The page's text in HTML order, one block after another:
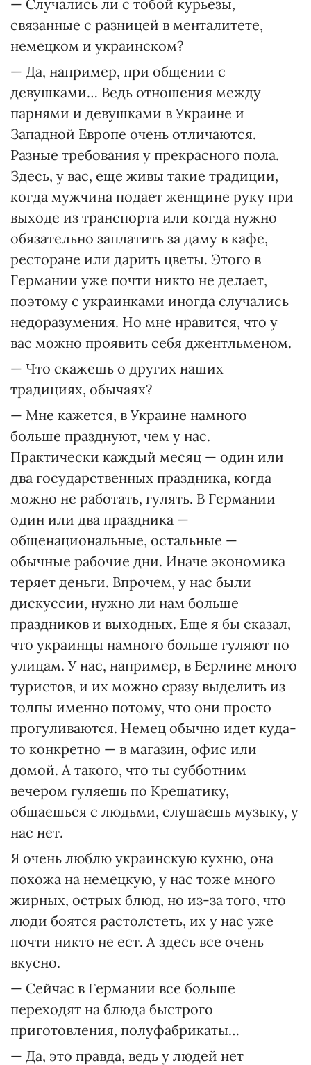
— Случались ли с тобой курьезы,
связанные с разницей в менталитете,
немецком и украинском?
— Да, например, при общении с
девушками… Ведь отношения между
парнями и девушками в Украине и
Западной Европе очень отличаются.
Разные требования у прекрасного пола.
Здесь, у вас, еще живы такие традиции,
когда мужчина подает женщине руку при
выходе из транспорта или когда нужно
обязательно заплатить за даму в кафе,
ресторане или дарить цветы. Этого в
Германии уже почти никто не делает,
поэтому с украинками иногда случались
недоразумения. Но мне нравится, что у
вас можно проявить себя джентльменом.
— Что скажешь о других наших
традициях, обычаях?
— Мне кажется, в Украине намного
больше празднуют, чем у нас.
Практически каждый месяц — один или
два государственных праздника, когда
можно не работать, гулять. В Германии
один или два праздника —
общенациональные, остальные —
обычные рабочие дни. Иначе экономика
теряет деньги. Впрочем, у нас были
дискуссии, нужно ли нам больше
праздников и выходных. Еще я бы сказал,
что украинцы намного больше гуляют по
улицам. У нас, например, в Берлине много
туристов, и их можно сразу выделить из
толпы именно потому, что они просто
прогуливаются. Немец обычно идет куда-
то конкретно — в магазин, офис или
домой. А такого, что ты субботним
вечером гуляешь по Крещатику,
общаешься с людьми, слушаешь музыку, у
нас нет.
Я очень люблю украинскую кухню, она
похожа на немецкую, у нас тоже много
жирных, острых блюд, но из-за того, что
люди боятся растолстеть, их у нас уже
почти никто не ест. А здесь все очень
вкусно.
— Сейчас в Германии все больше
переходят на блюда быстрого
приготовления, полуфабрикаты…
— Да, это правда, ведь у людей нет